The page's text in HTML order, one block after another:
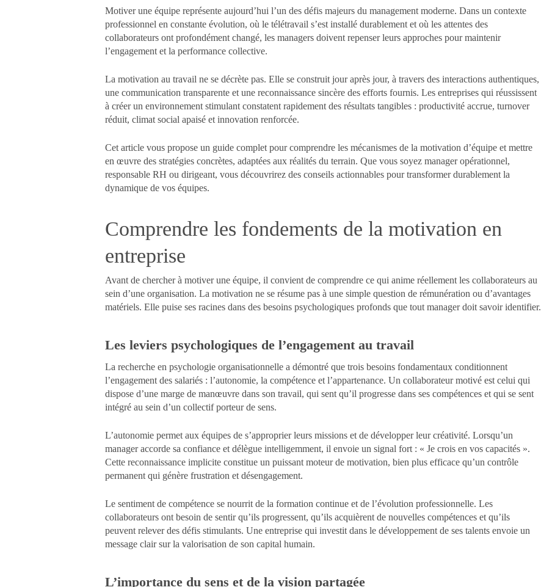
Motiver une équipe représente aujourd’hui l’un des défis majeurs du management moderne. Dans un contexte
professionnel en constante évolution, où le télétravail s’est installé durablement et où les attentes des
collaborateurs ont profondément changé, les managers doivent repenser leurs approches pour maintenir
l’engagement et la performance collective.
La motivation au travail ne se décrète pas. Elle se construit jour après jour, à travers des interactions authentiques,
une communication transparente et une reconnaissance sincère des efforts fournis. Les entreprises qui réussissent
à créer un environnement stimulant constatent rapidement des résultats tangibles : productivité accrue, turnover
réduit, climat social apaisé et innovation renforcée.
Cet article vous propose un guide complet pour comprendre les mécanismes de la motivation d’équipe et mettre
en œuvre des stratégies concrètes, adaptées aux réalités du terrain. Que vous soyez manager opérationnel,
responsable RH ou dirigeant, vous découvrirez des conseils actionnables pour transformer durablement la
dynamique de vos équipes.
Comprendre les fondements de la motivation en
entreprise
Avant de chercher à motiver une équipe, il convient de comprendre ce qui anime réellement les collaborateurs au
sein d’une organisation. La motivation ne se résume pas à une simple question de rémunération ou d’avantages
matériels. Elle puise ses racines dans des besoins psychologiques profonds que tout manager doit savoir identifier.
Les leviers psychologiques de l’engagement au travail
La recherche en psychologie organisationnelle a démontré que trois besoins fondamentaux conditionnent
l’engagement des salariés : l’autonomie, la compétence et l’appartenance. Un collaborateur motivé est celui qui
dispose d’une marge de manœuvre dans son travail, qui sent qu’il progresse dans ses compétences et qui se sent
intégré au sein d’un collectif porteur de sens.
L’autonomie permet aux équipes de s’approprier leurs missions et de développer leur créativité. Lorsqu’un
manager accorde sa confiance et délègue intelligemment, il envoie un signal fort : « Je crois en vos capacités ».
Cette reconnaissance implicite constitue un puissant moteur de motivation, bien plus efficace qu’un contrôle
permanent qui génère frustration et désengagement.
Le sentiment de compétence se nourrit de la formation continue et de l’évolution professionnelle. Les
collaborateurs ont besoin de sentir qu’ils progressent, qu’ils acquièrent de nouvelles compétences et qu’ils
peuvent relever des défis stimulants. Une entreprise qui investit dans le développement de ses talents envoie un
message clair sur la valorisation de son capital humain.
L’importance du sens et de la vision partagée